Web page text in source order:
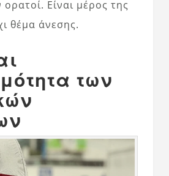
Είναι μέρος της
θέμα άνεσης.
των